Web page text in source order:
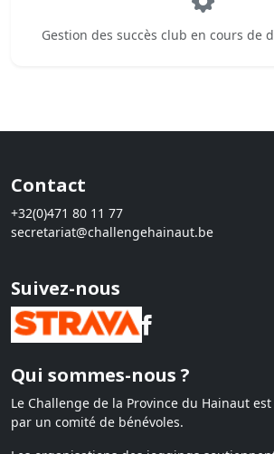
Gestion des succès club en cours de
Contact
+32(0)471 80 11 77
secretariat@challengehainaut.be
Suivez-nous
Qui sommes-nous ?
Le Challenge de la Province du Hainaut
par un comité de bénévoles.